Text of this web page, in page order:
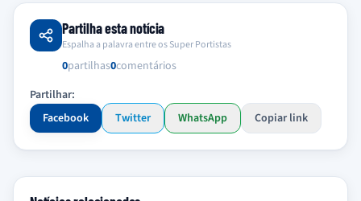
Partilha esta notícia
Espalha a palavra entre os Super Portistas
0partilhas0comentários
Partilhar:
Facebook
Twitter WhatsApp Copiar link